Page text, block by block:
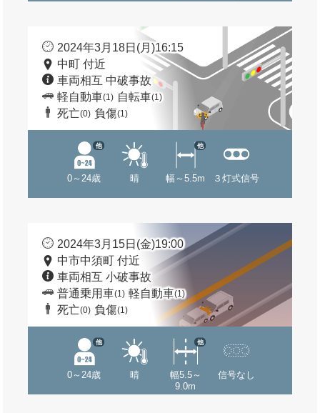
2024年3月18日(月)16:15
中町 付近
車両相互 中破事故
軽自動車(1) 自転車(1)
死亡(0) 負傷(1)
0～24歳
他
晴 幅～5.5m
他
３灯式信号
2024年3月15日(金)19:00
中市中須町 付近
車両相互 小破事故
普通乗用車(1) 軽自動車(1)
死亡(0) 負傷(1)
0～24歳
他
晴
幅5.5～
9.0m
他
信号なし